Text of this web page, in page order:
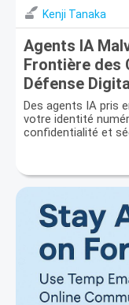
Kenji Tanaka
Agents IA
Frontière des
Défense
Des agents IA pris
votre identité
confidentialité et